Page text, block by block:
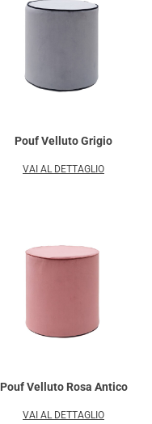
Pouf Velluto Grigio
VAI AL DETTAGLIO
Pouf Velluto Rosa Antico
VAI AL DETTAGLIO